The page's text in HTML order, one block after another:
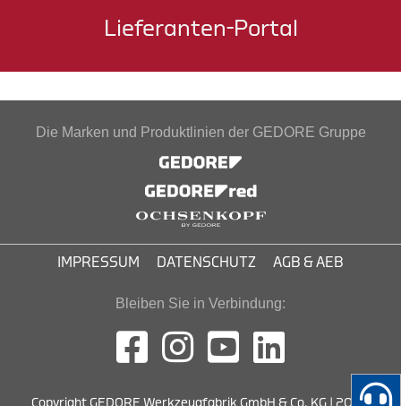
Lieferanten-Portal
Die Marken und Produktlinien der GEDORE Gruppe
IMPRESSUM DATENSCHUTZ AGB & AEB
Bleiben Sie in Verbindung:
Copyright GEDORE Werkzeugfabrik GmbH & Co. KG | 2026